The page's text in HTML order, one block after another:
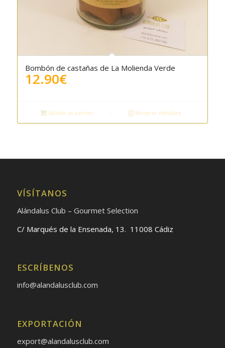
5.00
Bombón de castañas de La Molienda Verde
12.90€
Añadir al carrito Mostrar detalles
VÍSÍTANOS
Alándalus Club – Gourmet Selection
C/ Marqués de la Ensenada, 13. 11008 Cádiz
ESCRÍBENOS
info@alandalusclub.com
EXPORTACIÓN
export@alandalusclub.com